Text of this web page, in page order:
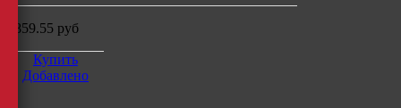
4859.55 руб
Купить
Добавлено